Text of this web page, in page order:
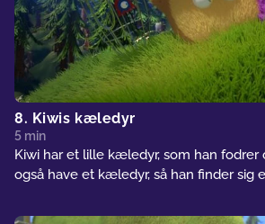
8. Kiwis kæledyr
5 min
Kiwi har et lille kæledyr, som han fodrer
også have et kæledyr, så han finder sig
få kæledyret ud, skal Strit også sluges.